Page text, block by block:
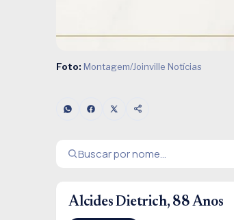
Foto: Montagem/Joinville Notícias
Alcides Dietrich, 88 Anos